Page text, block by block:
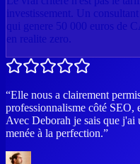
investissement. Un
qui genere 50 000 euros de
en realite zero.
“Elle nous a clairement
professionnalisme côté SEO,
Avec Deborah je sais que j'ai
menée à la perfection.”